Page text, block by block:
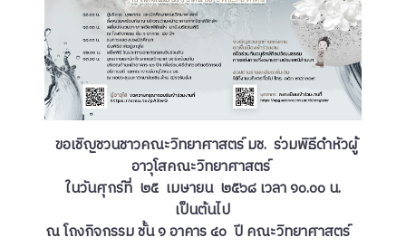
ขอเชิญชวนชาวคณะวิทยาศาสตร์ มช. ร่วมพิธีดำหัวผู้
อาวุโสคณะวิทยาศาสตร์
ในวันศุกร์ที่ ๒๕ เมษายน ๒๕๖๘ เวลา ๑๐.๐๐ น.
เป็นต้นไป
ณ โถงกิจกรรม ชั้น ๑ อาคาร ๔๐ ปี คณะวิทยาศาสตร์